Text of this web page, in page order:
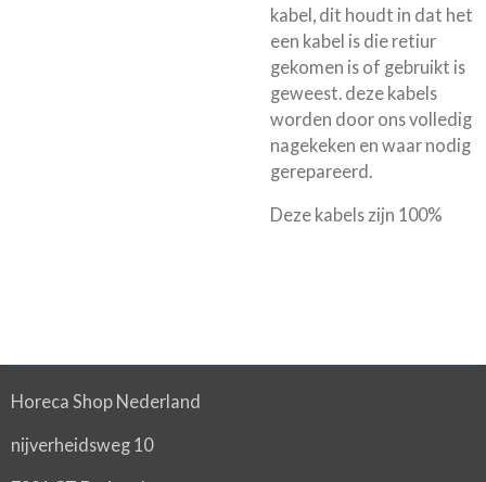
kabel, dit houdt in dat het
een kabel is die retiur
gekomen is of gebruikt is
geweest. deze kabels
worden door ons volledig
nagekeken en waar nodig
gerepareerd.
Deze kabels zijn 100%
Horeca Shop Nederland
nijverheidsweg 10